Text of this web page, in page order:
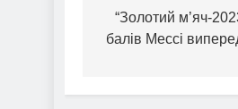
записів
“Золотий м’яч-
балів Мессі